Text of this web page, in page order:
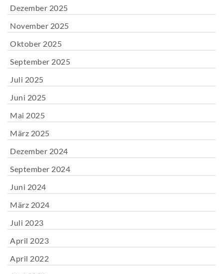
Dezember 2025
November 2025
Oktober 2025
September 2025
Juli 2025
Juni 2025
Mai 2025
März 2025
Dezember 2024
September 2024
Juni 2024
März 2024
Juli 2023
April 2023
April 2022